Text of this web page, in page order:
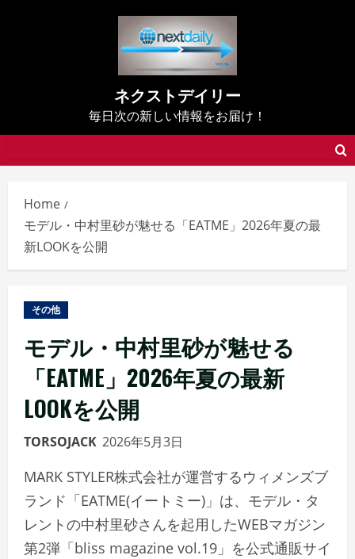
ネクストデイリー
毎日次の新しい情報をお届け！
Home
モデル・中村里砂が魅せる「EATME」2026年夏の最
新LOOKを公開
その他
モデル・中村里砂が魅せる
「EATME」2026年夏の最新
LOOKを公開
TORSOJACK 2026年5月3日
MARK STYLER株式会社が運営するウィメンズブ
ランド「EATME(イートミー)」は、モデル・タ
レントの中村里砂さんを起用したWEBマガジン
第2弾「bliss magazine vol.19」を公式通販サイ